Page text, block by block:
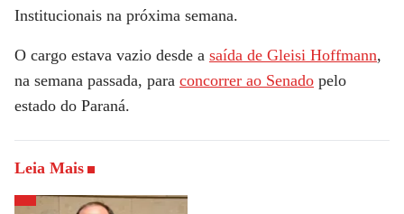
Institucionais na próxima semana.
O cargo estava vazio desde a saída de Gleisi Hoffmann,
na semana passada, para concorrer ao Senado pelo
estado do Paraná.
Leia Mais